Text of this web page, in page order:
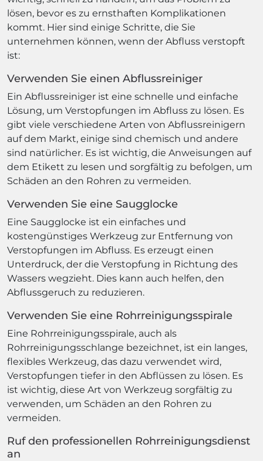
lösen, bevor es zu ernsthaften Komplikationen
kommt. Hier sind einige Schritte, die Sie
unternehmen können, wenn der Abfluss verstopft
ist:
Verwenden Sie einen Abflussreiniger
Ein Abflussreiniger ist eine schnelle und einfache
Lösung, um Verstopfungen im Abfluss zu lösen. Es
gibt viele verschiedene Arten von Abflussreinigern
auf dem Markt, einige sind chemisch und andere
sind natürlicher. Es ist wichtig, die Anweisungen auf
dem Etikett zu lesen und sorgfältig zu befolgen, um
Schäden an den Rohren zu vermeiden.
Verwenden Sie eine Saugglocke
Eine Saugglocke ist ein einfaches und
kostengünstiges Werkzeug zur Entfernung von
Verstopfungen im Abfluss. Es erzeugt einen
Unterdruck, der die Verstopfung in Richtung des
Wassers wegzieht. Dies kann auch helfen, den
Abflussgeruch zu reduzieren.
Verwenden Sie eine Rohrreinigungsspirale
Eine Rohrreinigungsspirale, auch als
Rohrreinigungsschlange bezeichnet, ist ein langes,
flexibles Werkzeug, das dazu verwendet wird,
Verstopfungen tiefer in den Abflüssen zu lösen. Es
ist wichtig, diese Art von Werkzeug sorgfältig zu
verwenden, um Schäden an den Rohren zu
vermeiden.
Ruf den professionellen Rohrreinigungsdienst
an